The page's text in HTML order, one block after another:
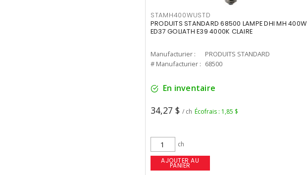
STAMH400WUSTD
PRODUITS STANDARD 68500 LAMPE DHI MH 400W
ED37 GOLIATH E39 4000K CLAIRE
Manufacturier :
PRODUITS STANDARD
# Manufacturier : 68500
En inventaire
34,27 $ / ch Écofrais : 1,85 $
ch
AJOUTER AU
PANIER